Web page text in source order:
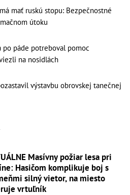
mať ruskú stopu: Bezpečnostné
útoku
po páde potreboval pomoc
na nosidlách
výstavbu obrovskej tanečnej
Masívny požiar lesa pri
Hasičom komplikuje boj s
silný vietor, na miesto
vrtuľník